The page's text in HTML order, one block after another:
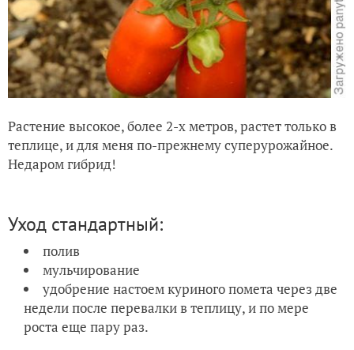
Растение высокое, более 2-х метров, растет только в
теплице, и для меня по-прежнему суперурожайное.
Недаром гибрид!
Уход стандартный:
полив
мульчирование
удобрение настоем куриного помета через две
недели после перевалки в теплицу, и по мере
роста еще пару раз.